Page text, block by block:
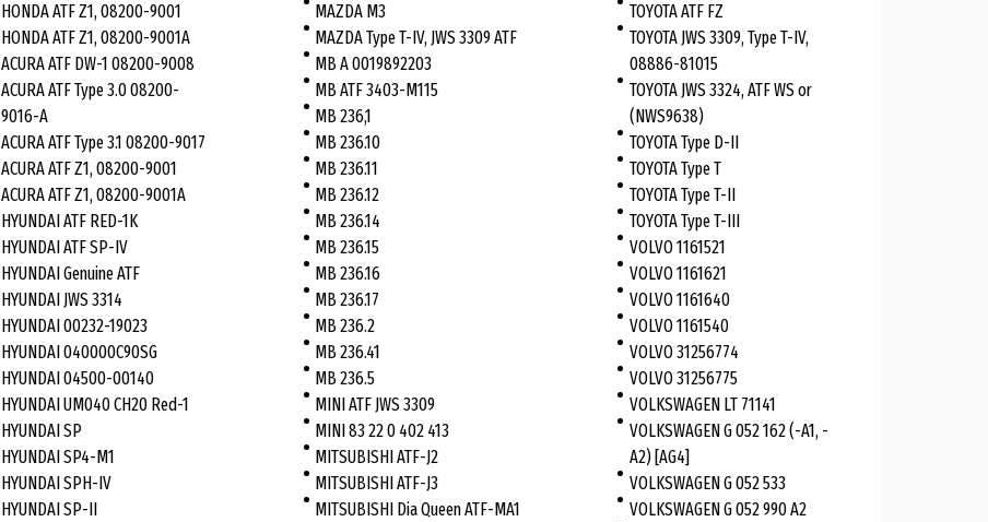
HONDA ATF Z1, 08200-9001
HONDA ATF Z1, 08200-9001A
ACURA ATF DW-1 08200-9008
ACURA ATF Type 3.0 08200-
9016-A
ACURA ATF Type 3.1 08200-9017
ACURA ATF Z1, 08200-9001
ACURA ATF Z1, 08200-9001A
HYUNDAI ATF RED-1K
HYUNDAI ATF SP-IV
HYUNDAI Genuine ATF
HYUNDAI JWS 3314
HYUNDAI 00232-19023
HYUNDAI 040000C90SG
HYUNDAI 04500-00140
HYUNDAI UM040 CH20 Red-1
HYUNDAI SP
HYUNDAI SP4-M1
HYUNDAI SPH-IV
HYUNDAI SP-II
MAZDA M3
MAZDA Type T-IV, JWS 3309 ATF
MB A 0019892203
MB ATF 3403-M115
MB 236,1
MB 236.10
MB 236.11
MB 236.12
MB 236.14
MB 236.15
MB 236.16
MB 236.17
MB 236.2
MB 236.41
MB 236.5
MINI ATF JWS 3309
MINI 83 22 0 402 413
MITSUBISHI ATF-J2
MITSUBISHI ATF-J3
MITSUBISHI Dia Queen ATF-MA1
TOYOTA ATF FZ
TOYOTA JWS 3309, Type T-IV,
08886-81015
TOYOTA JWS 3324, ATF WS or
(NWS9638)
TOYOTA Type D-II
TOYOTA Type T
TOYOTA Type T-II
TOYOTA Type T-III
VOLVO 1161521
VOLVO 1161621
VOLVO 1161640
VOLVO 1161540
VOLVO 31256774
VOLVO 31256775
VOLKSWAGEN LT 71141
VOLKSWAGEN G 052 162 (-A1, -
A2) [AG4]
VOLKSWAGEN G 052 533
VOLKSWAGEN G 052 990 A2